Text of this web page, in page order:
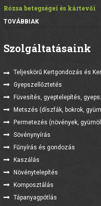
Rózsa betegségei és kártevői
TOVÁBBIAK
Szolgáltatásaink
Teljeskörű Kertgondozás és
Gyepszellőztetés
Füvesítés, gyeptelepítés,
Metszés (díszfák, bokrok,
Permetezés (növények,
Sövénynyírás
Fűnyírás és gondozás
Kaszálás
Növénytelepítés
Komposztálás
Tápanyagpótlás